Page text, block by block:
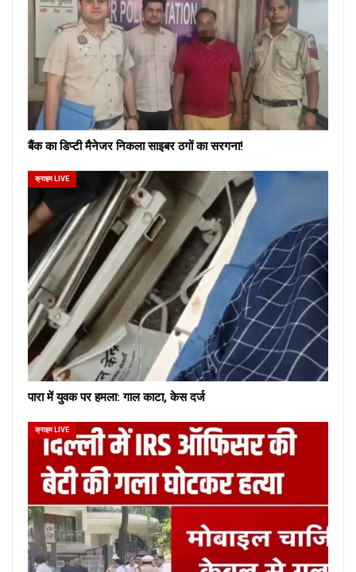
बैंक का डिप्टी मैनेजर निकला साइबर ठगों का सरगना!
क्राइम LIVE
पारा में युवक पर हमला: गाल काटा, केस दर्ज
क्राइम LIVE